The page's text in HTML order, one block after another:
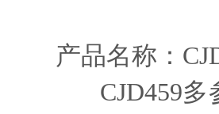
产品名称：
CJD459多参